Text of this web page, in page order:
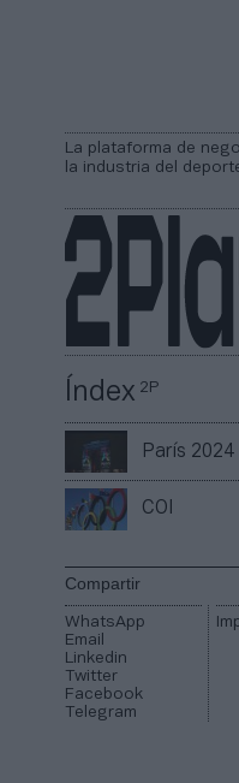
La plataforma de
la industria del
Índex2P
París 2024
COI
Compartir
WhatsApp
Email
Linkedin
Twitter
Facebook
Telegram